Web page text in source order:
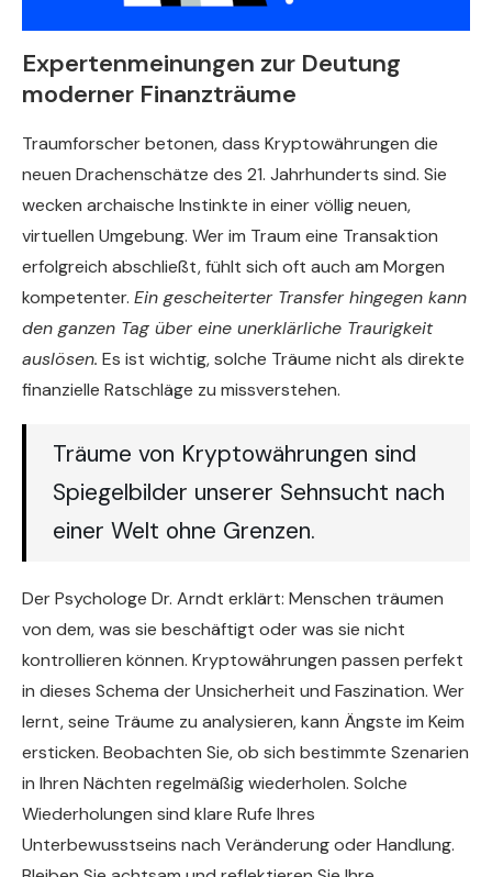
Expertenmeinungen zur Deutung
moderner Finanzträume
Traumforscher betonen, dass Kryptowährungen die
neuen Drachenschätze des 21. Jahrhunderts sind. Sie
wecken archaische Instinkte in einer völlig neuen,
virtuellen Umgebung. Wer im Traum eine Transaktion
erfolgreich abschließt, fühlt sich oft auch am Morgen
kompetenter. Ein gescheiterter Transfer hingegen kann
den ganzen Tag über eine unerklärliche Traurigkeit
auslösen. Es ist wichtig, solche Träume nicht als direkte
finanzielle Ratschläge zu missverstehen.
Träume von Kryptowährungen sind
Spiegelbilder unserer Sehnsucht nach
einer Welt ohne Grenzen.
Der Psychologe Dr. Arndt erklärt: Menschen träumen
von dem, was sie beschäftigt oder was sie nicht
kontrollieren können. Kryptowährungen passen perfekt
in dieses Schema der Unsicherheit und Faszination. Wer
lernt, seine Träume zu analysieren, kann Ängste im Keim
ersticken. Beobachten Sie, ob sich bestimmte Szenarien
in Ihren Nächten regelmäßig wiederholen. Solche
Wiederholungen sind klare Rufe Ihres
Unterbewusstseins nach Veränderung oder Handlung.